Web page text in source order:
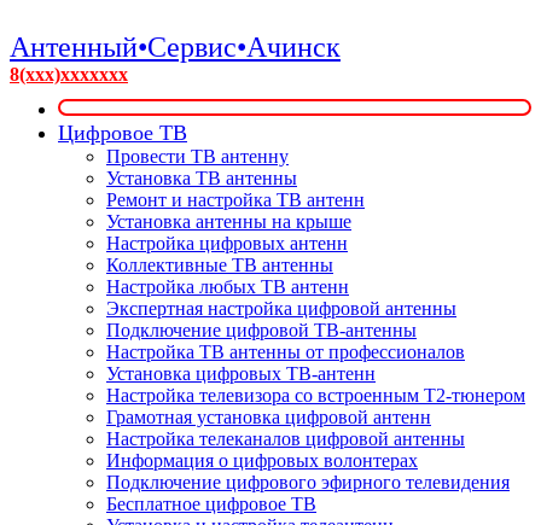
Антенный•Сервис•Ачинск
8(xxx)xxxxxxx
Цифровое ТВ
Провести ТВ антенну
Установка ТВ антенны
Ремонт и настройка ТВ антенн
Установка антенны на крыше
Настройка цифровых антенн
Коллективные ТВ антенны
Настройка любых ТВ антенн
Экспертная настройка цифровой антенны
Подключение цифровой ТВ-антенны
Настройка ТВ антенны от профессионалов
Установка цифровых ТВ-антенн
Настройка телевизора со встроенным T2-тюнером
Грамотная установка цифровой антенн
Настройка телеканалов цифровой антенны
Информация о цифровых волонтерах
Подключение цифрового эфирного телевидения
Бесплатное цифровое ТВ